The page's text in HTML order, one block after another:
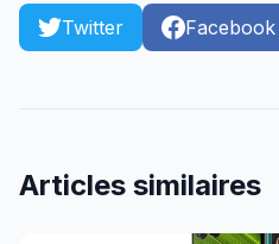
Twitter Facebook
Articles similaires